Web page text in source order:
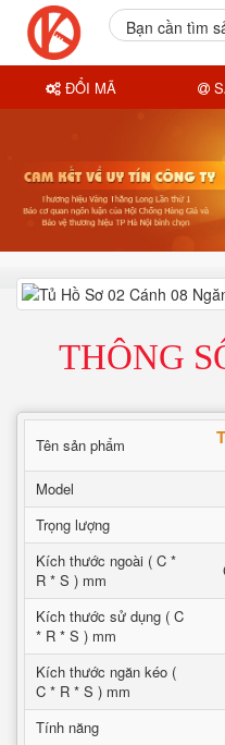
THÔNG
Tên sản phẩm
Model
Trọng lượng
Kích thước ngoài ( C *
R * S ) mm
Kích thước sử dụng ( C
* R * S ) mm
Kích thước ngăn kéo (
C * R * S ) mm
Tính năng
Bạn cần tìm
ĐỔI MÃ